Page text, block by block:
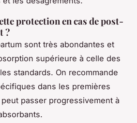
protection en cas de post-
?
sont très abondantes et
supérieure à celle des
standards. On recommande
dans les premières
passer progressivement à